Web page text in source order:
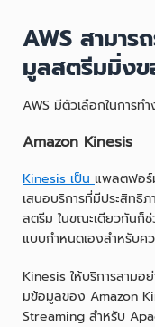
AWS สามาร
มูลสตรีมมิ่ง
AWS มีตัวเลือกในการ
Amazon Kinesis
Kinesis เป็น แพลตฟอร์
เสนอบริการที่มีประสิทธิ
สตรีม ในขณะเดียวกันก็
แบบกำหนดเองสำหรับค
Kinesis ให้บริการสาม
มข้อมูลของ Amazon
Streaming สำหรับ